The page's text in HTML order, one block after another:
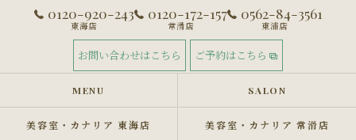
0120-920-243
東海店
0120-172-157
常滑店
0562-84-3561
東浦店
お問い合わせはこちら ご予約はこちら
MENU SALON
美容室・カナリア 東海店 美容室・カナリア 常滑店